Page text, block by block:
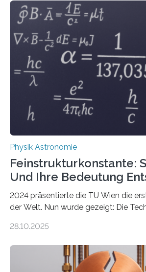
Physik Astronomie
Feinstrukturkonstante:
Und Ihre Bedeutung
2024 präsentierte die TU Wien die
der Welt. Nun wurde gezeigt: Die
fundamentalen Physik nachzugehen.
Messungen verwenden. Das hatte
vermutet, weltweit war nach den
28.10.2025